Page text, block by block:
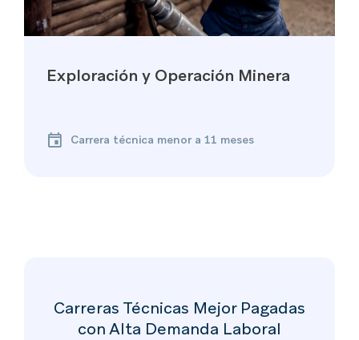
Exploración y Operación Minera
Carrera técnica menor a 11 meses
Carreras Técnicas Mejor Pagadas
con Alta Demanda Laboral